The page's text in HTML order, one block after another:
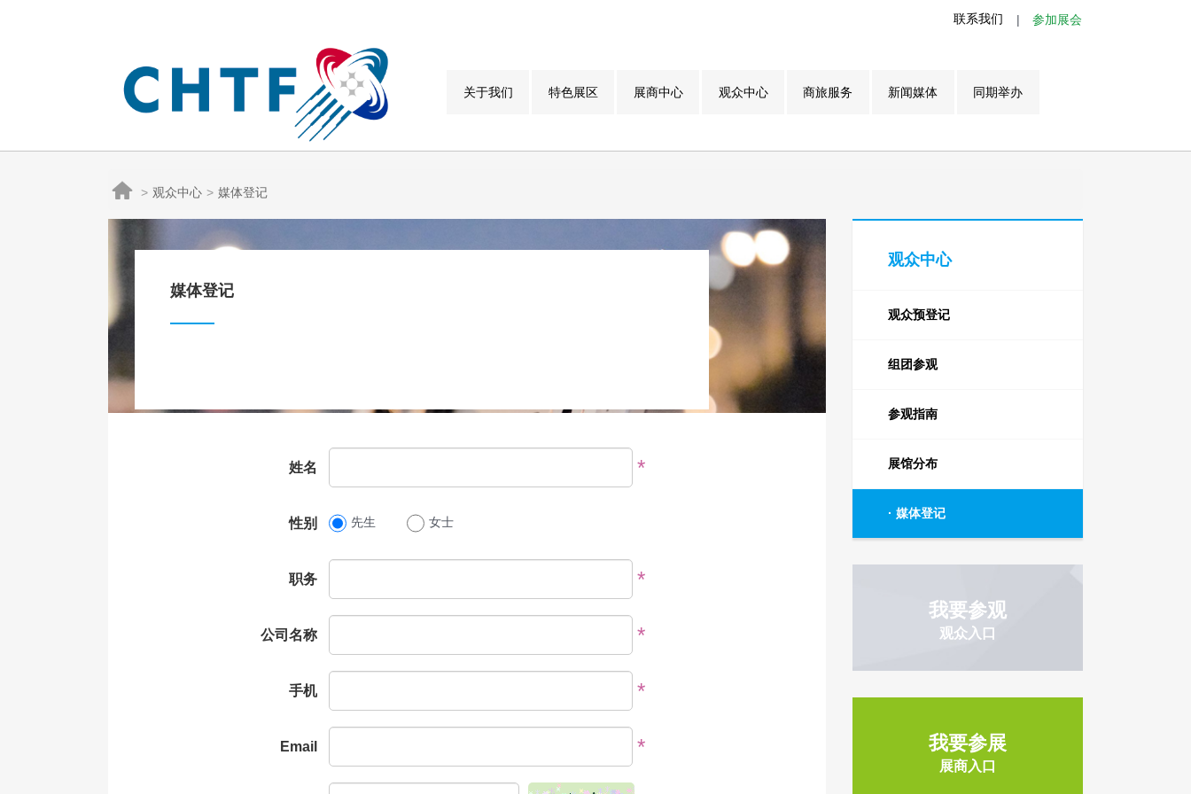
| 参加展会
联系我们
关于我们 特色展区 展商中心 观众中心 商旅服务 新闻媒体 同期举办
 观众中心 媒体登记
媒体登记
姓名 *
性别 先生 女士
职务 *
公司名称 *
手机 *
Email *
观众中心
观众预登记
组团参观
参观指南
展馆分布
媒体登记
我要参观
观众入口
我要参展
展商入口